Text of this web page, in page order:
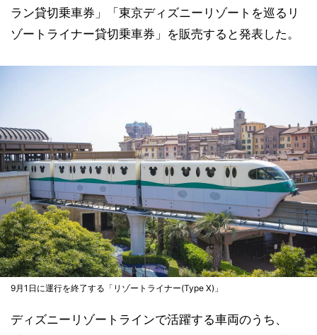
ラン貸切乗車券」「東京ディズニーリゾートを巡るリ
ゾートライナー貸切乗車券」を販売すると発表した。
9月1日に運行を終了する「リゾートライナー(Type X)」
ディズニーリゾートラインで活躍する車両のうち、